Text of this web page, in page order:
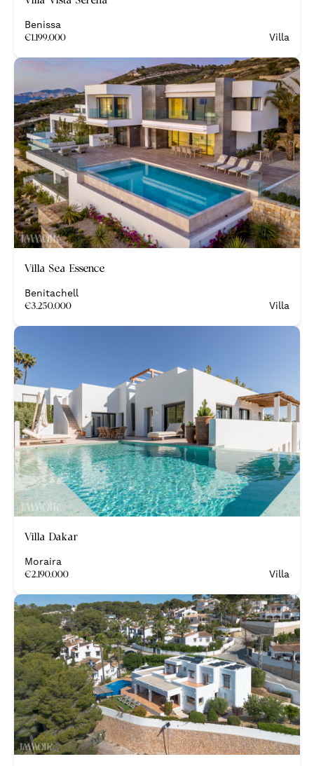
Benissa
€1.199.000 Villa
Villa Sea Essence
Benitachell
€3.250.000 Villa
Villa Dakar
Moraira
€2.190.000 Villa